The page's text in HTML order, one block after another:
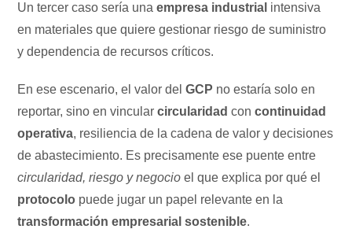
Un tercer caso sería unaempresa industrial intensiva
en materiales que quiere gestionar riesgo de suministro
y dependencia de recursos críticos.
En ese escenario, el valor delGCP no estaría solo en
reportar, sino en vincularcircularidad concontinuidad
operativa, resiliencia de la cadena de valor y decisiones
de abastecimiento. Es precisamente ese puente entre
circularidad, riesgo y negocio el que explica por qué el
protocolo puede jugar un papel relevante en la
transformación empresarial sostenible.